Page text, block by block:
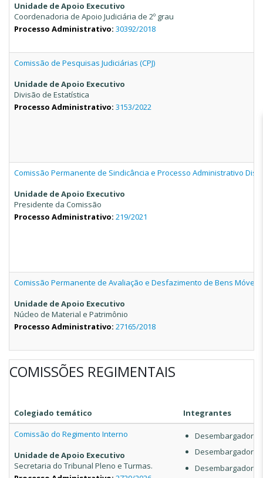
Unidade de Apoio Executivo
Coordenadoria de Apoio Judiciária de 2º grau
Processo Administrativo: 30392/2018
Comissão de Pesquisas Judiciárias (CPJ)
Unidade de Apoio Executivo
Divisão de Estatística
Processo Administrativo: 3153/2022
Comissão Permanente de Sindicância e Processo Administrativo
Unidade de Apoio Executivo
Presidente da Comissão
Processo Administrativo: 219/2021
Comissão Permanente de Avaliação e Desfazimento de Bens Móveis
Unidade de Apoio Executivo
Núcleo de Material e Patrimônio
Processo Administrativo: 27165/2018
COMISSÕES REGIMENTAIS
Colegiado temático
Integrantes
Comissão do Regimento Interno
Unidade de Apoio Executivo
Secretaria do Tribunal Pleno e Turmas.
Desembargadora
Desembargadora
Desembargadora